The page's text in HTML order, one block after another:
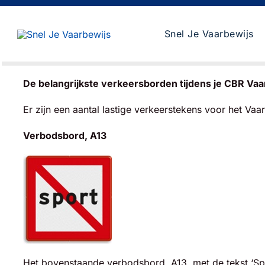
Skip
content
Snel Je Vaarbewijs
De belangrijkste verkeersborden tijdens je CBR
Er zijn een aantal lastige verkeerstekens voor het
Verbodsbord, A13
Het bovenstaande verbodsbord, A13, met de tekst